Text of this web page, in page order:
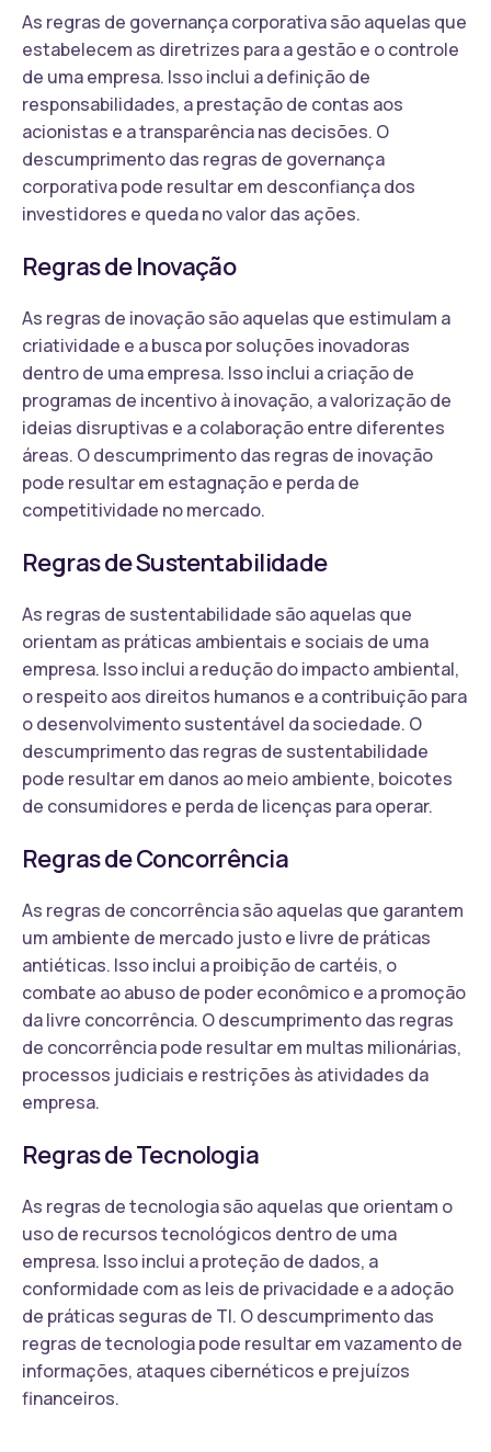
As regras de governança corporativa são aquelas que
estabelecem as diretrizes para a gestão e o controle
de uma empresa. Isso inclui a definição de
responsabilidades, a prestação de contas aos
acionistas e a transparência nas decisões. O
descumprimento das regras de governança
corporativa pode resultar em desconfiança dos
investidores e queda no valor das ações.
Regras de Inovação
As regras de inovação são aquelas que estimulam a
criatividade e a busca por soluções inovadoras
dentro de uma empresa. Isso inclui a criação de
programas de incentivo à inovação, a valorização de
ideias disruptivas e a colaboração entre diferentes
áreas. O descumprimento das regras de inovação
pode resultar em estagnação e perda de
competitividade no mercado.
Regras de Sustentabilidade
As regras de sustentabilidade são aquelas que
orientam as práticas ambientais e sociais de uma
empresa. Isso inclui a redução do impacto ambiental,
o respeito aos direitos humanos e a contribuição para
o desenvolvimento sustentável da sociedade. O
descumprimento das regras de sustentabilidade
pode resultar em danos ao meio ambiente, boicotes
de consumidores e perda de licenças para operar.
Regras de Concorrência
As regras de concorrência são aquelas que garantem
um ambiente de mercado justo e livre de práticas
antiéticas. Isso inclui a proibição de cartéis, o
combate ao abuso de poder econômico e a promoção
da livre concorrência. O descumprimento das regras
de concorrência pode resultar em multas milionárias,
processos judiciais e restrições às atividades da
empresa.
Regras de Tecnologia
As regras de tecnologia são aquelas que orientam o
uso de recursos tecnológicos dentro de uma
empresa. Isso inclui a proteção de dados, a
conformidade com as leis de privacidade e a adoção
de práticas seguras de TI. O descumprimento das
regras de tecnologia pode resultar em vazamento de
informações, ataques cibernéticos e prejuízos
financeiros.